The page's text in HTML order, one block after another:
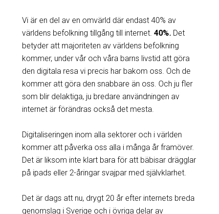
Vi är en del av en omvärld där endast 40% av
världens befolkning tillgång till internet. 40%. Det
betyder att majoriteten av världens befolkning
kommer, under vår och våra barns livstid att göra
den digitala resa vi precis har bakom oss. Och de
kommer att göra den snabbare än oss. Och ju fler
som blir delaktiga, ju bredare användningen av
internet är förändras också det mesta.
Digitaliseringen inom alla sektorer och i världen
kommer att påverka oss alla i många år framöver.
Det är liksom inte klart bara för att bäbisar drägglar
på ipads eller 2-åringar svajpar med självklarhet.
Det är dags att nu, drygt 20 år efter internets breda
genomslag i Sverige och i övriga delar av